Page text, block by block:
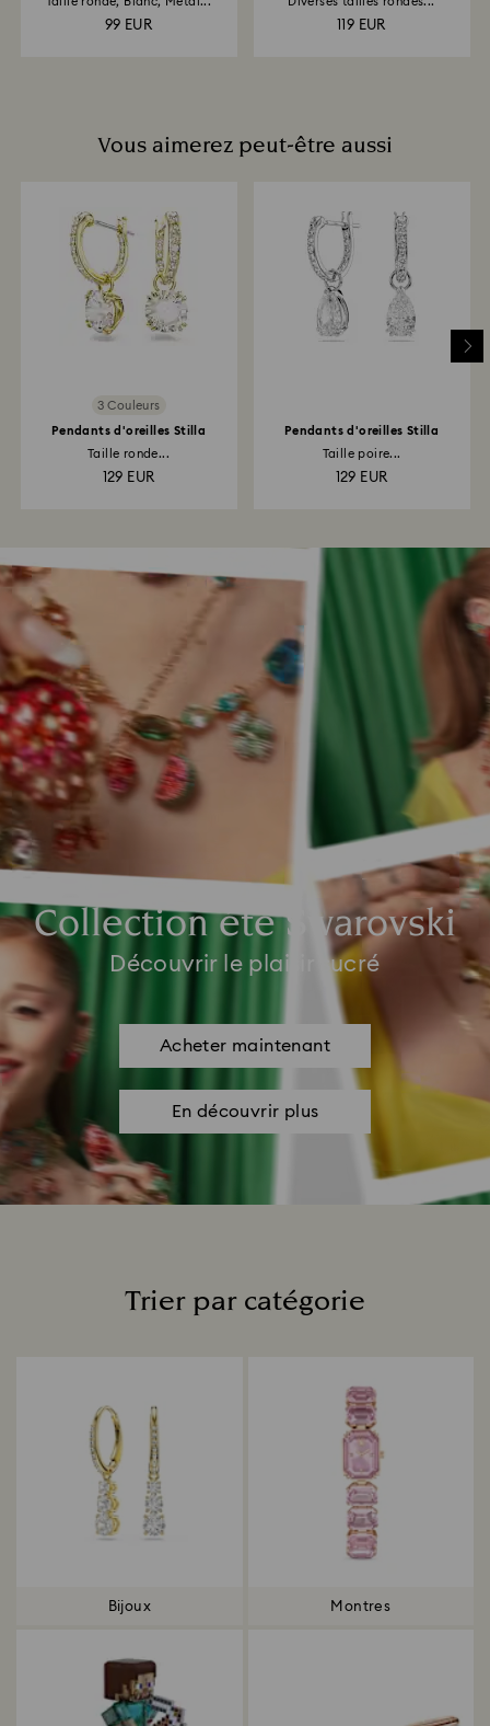
99 EUR 119 EUR
Vous aimerez peut-être aussi
3 Couleurs
Pendants d'oreilles Stilla
Taille ronde...
129 EUR
Pendants d'oreilles Stilla
Taille poire...
129 EUR
Collection été Swarovski
Découvrir le plaisir sucré
Acheter maintenant
En découvrir plus
Trier par catégorie
Bijoux Montres